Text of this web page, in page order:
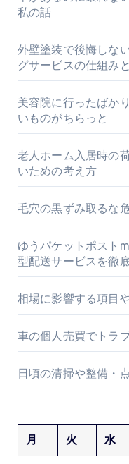
私の話
外壁塗装で後悔しな
グサービスの仕組み
美容院に行ったばか
いものがちらっと
老人ホーム入居時の
いための考え方
毛穴の黒ずみ取るな
ゆうパケットポスト
型配送サービスを徹
相場に影響する項目
車の個人売買でトラ
日頃の清掃や整備・
月 火 水